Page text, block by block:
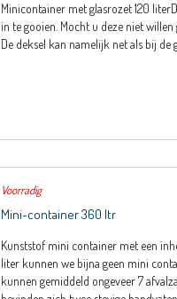
Minicontainer met glasrozet 120
in te gooien. Mocht u deze niet
De deksel kan namelijk net als bij de
Voorradig
Mini-container 360 ltr
Kunststof mini container met een
liter kunnen we bijna geen mini
kunnen gemiddeld ongeveer 7